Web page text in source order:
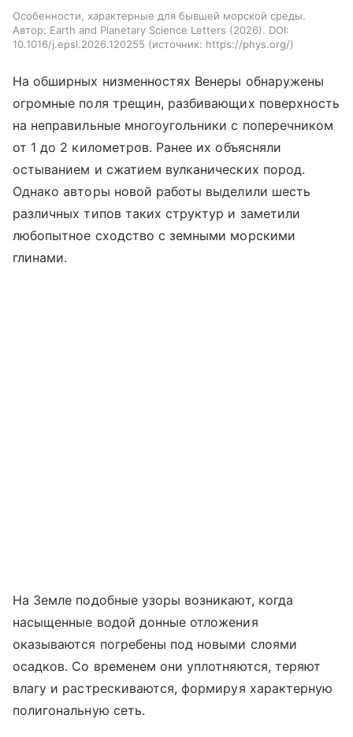
Особенности, характерные для бывшей морской среды.
Автор: Earth and Planetary Science Letters (2026). DOI:
10.1016/j.epsl.2026.120255
источник: https://phys.org/
На обширных низменностях Венеры обнаружены
огромные поля трещин, разбивающих поверхность
на неправильные многоугольники с поперечником
от 1 до 2 километров. Ранее их объясняли
остыванием и сжатием вулканических пород.
Однако авторы новой работы выделили шесть
различных типов таких структур и заметили
любопытное сходство с земными морскими
глинами.
На Земле подобные узоры возникают, когда
насыщенные водой донные отложения
оказываются погребены под новыми слоями
осадков. Со временем они уплотняются, теряют
влагу и растрескиваются, формируя характерную
полигональную сеть.